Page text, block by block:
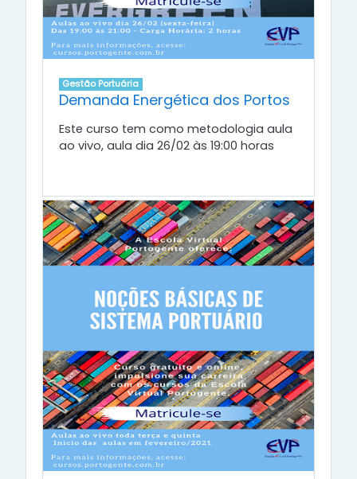
Gestão Portuária
Demanda Energética dos Portos
Este curso tem como metodologia aula
ao vivo, aula dia 26/02 às 19:00 horas